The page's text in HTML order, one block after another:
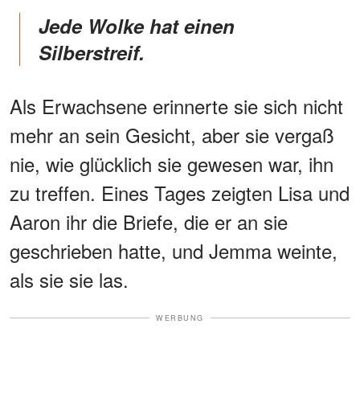
Jede Wolke hat einen
Silberstreif.
Als Erwachsene erinnerte sie sich nicht
mehr an sein Gesicht, aber sie vergaß
nie, wie glücklich sie gewesen war, ihn
zu treffen. Eines Tages zeigten Lisa und
Aaron ihr die Briefe, die er an sie
geschrieben hatte, und Jemma weinte,
als sie sie las.
WERBUNG